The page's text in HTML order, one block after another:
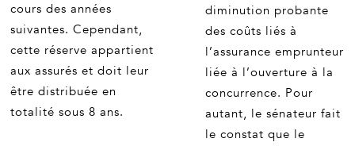
cours des années
suivantes. Cependant,
cette réserve appartient
aux assurés et doit leur
être distribuée en
totalité sous 8 ans.
diminution probante
des coûts liés à
l’assurance emprunteur
liée à l’ouverture à la
concurrence. Pour
autant, le sénateur fait
le constat que le